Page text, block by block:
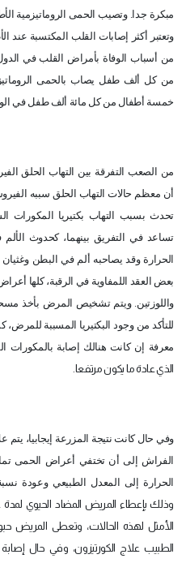
مبكرة جدا. وتصيب الحمى الروماتيزمية
وتعتبر أكثر إصابات القلب المكتسبة عند
من أسباب الوفاة بأمراض القلب في الدول
من كل ألف طفل يصاب بالحمى
خمسة أطفال من كل مائة ألف طفل في
من الصعب التفرقة بين التهاب الحلق
تحدث بسبب التهاب بكتيريا المكورات
تساعد في التفريق بينهما، كحدوث
الحرارة وقد يصاحبه ألم في البطن
بعض العقد اللمفاوية في الرقبة، كلها
واللوزتين. ويتم تشخيص المرض بأخذ
للتأكد من وجود البكتيريا المسببة
معرفة إن كانت هنالك إصابة
الذي عادة ما يكون مرتفعا.
وفي حال كانت نتيجة المزرعة إيجابيا، يتم
الفراش إلى أن تختفي أعراض الحمى
الحرارة إلى المعدل الطبيعي وعودة
وذلك بإعطاء المريض المضاد الحيوي
الأمثل لهذه الحالات، وتعطى المريض
الطبيب علاج الكورتيزون، وفي حال